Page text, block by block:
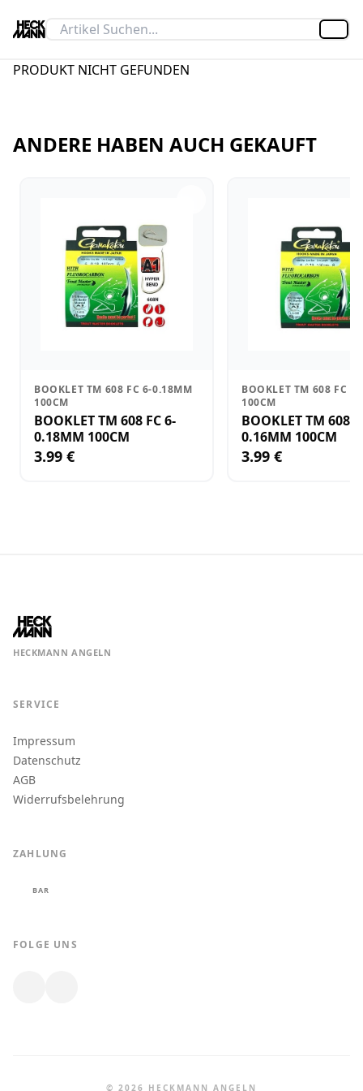
PRODUKT NICHT GEFUNDEN
ANDERE HABEN AUCH GEKAUFT
BOOKLET TM 608 FC 6-0.18MM
100CM
BOOKLET TM 608 FC 6-
0.18MM 100CM
3.99 €
BOOKLET TM 608 FC
100CM
BOOKLET TM 608 FC
0.16MM 100CM
3.99 €
HECKMANN ANGELN
SERVICE
Impressum
Datenschutz
AGB
Widerrufsbelehrung
ZAHLUNG
BAR
FOLGE UNS
© 2026 HECKMANN ANGELN